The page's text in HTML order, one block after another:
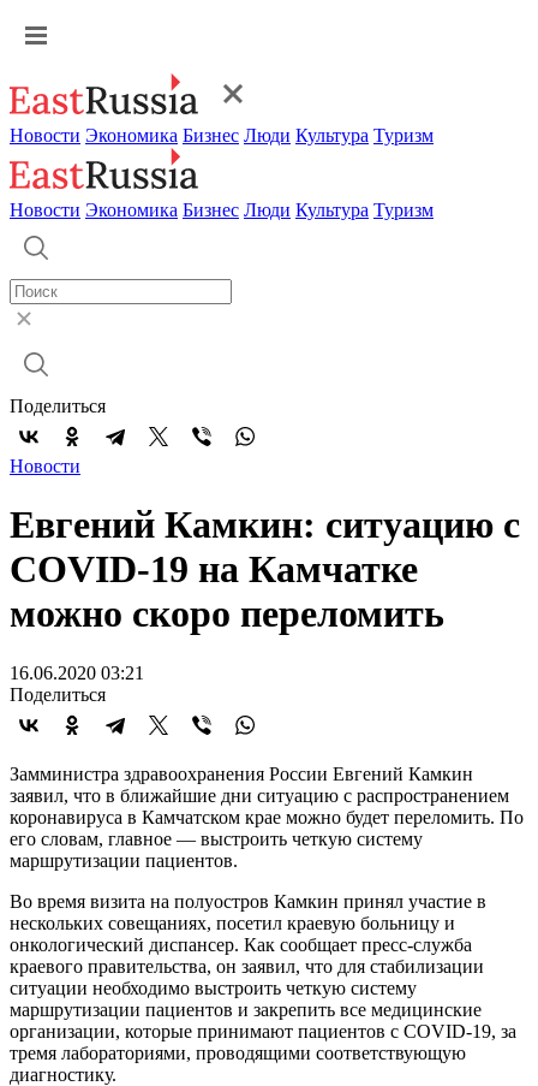
Новости Экономика Бизнес Люди Культура Туризм
Новости Экономика Бизнес Люди Культура Туризм
Поделиться
Новости
Евгений Камкин: ситуацию с
COVID-19 на Камчатке
можно скоро переломить
16.06.2020 03:21
Поделиться
Замминистра здравоохранения России Евгений Камкин
заявил, что в ближайшие дни ситуацию с распространением
коронавируса в Камчатском крае можно будет переломить. По
его словам, главное — выстроить четкую систему
маршрутизации пациентов.
Во время визита на полуостров Камкин принял участие в
нескольких совещаниях, посетил краевую больницу и
онкологический диспансер. Как сообщает пресс-служба
краевого правительства, он заявил, что для стабилизации
ситуации необходимо выстроить четкую систему
маршрутизации пациентов и закрепить все медицинские
организации, которые принимают пациентов с COVID-19, за
тремя лабораториями, проводящими соответствующую
диагностику.